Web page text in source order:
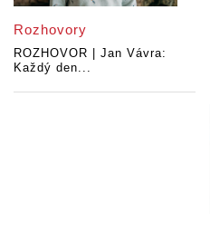
Rozhovory
ROZHOVOR | Jan Vávra:
Každý den...